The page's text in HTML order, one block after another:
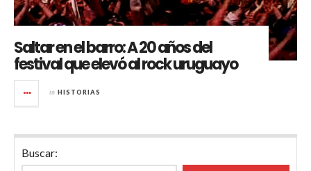
Saltar en el barro: A 20 años del
festival que elevó al rock uruguayo
in HISTORIAS
Buscar: